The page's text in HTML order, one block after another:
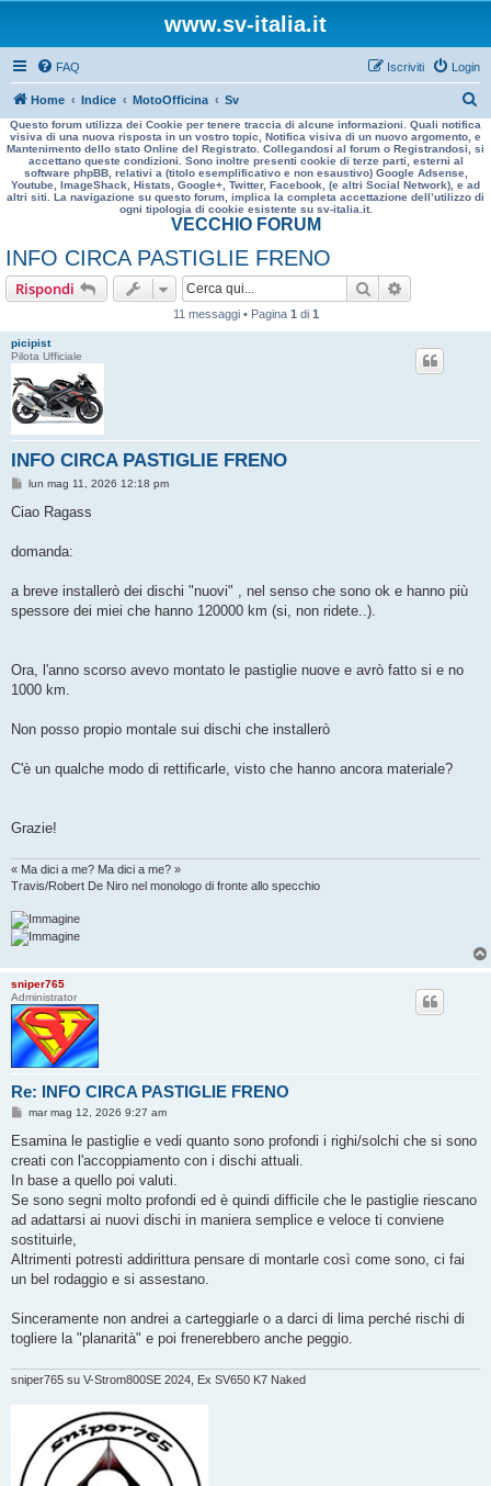
www.sv-italia.it
FAQ Login
Iscriviti
Home Indice MotoOfficina Sv
e
r
a
Questo forum utilizza dei Cookie per tenere traccia di alcune informazioni. Quali notifica
visiva di una nuova risposta in un vostro topic, Notifica visiva di un nuovo argomento, e
Mantenimento dello stato Online del Registrato. Collegandosi al forum o Registrandosi, si
accettano queste condizioni. Sono inoltre presenti cookie di terze parti, esterni al
software phpBB, relativi a (titolo esemplificativo e non esaustivo) Google Adsense,
Youtube, ImageShack, Histats, Google+, Twitter, Facebook, (e altri Social Network), e ad
altri siti. La navigazione su questo forum, implica la completa accettazione dell’utilizzo di
ogni tipologia di cookie esistente su sv-italia.it.
VECCHIO FORUM
INFO CIRCA PASTIGLIE FRENO
Rispondi Cerca
11 messaggi • Pagina 1 di 1
picipist
Pilota Ufficiale
INFO CIRCA PASTIGLIE FRENO
M
s
g
o
lun mag 11, 2026 12:18 pm
Ciao Ragass
domanda:
a breve installerò dei dischi "nuovi" , nel senso che sono ok e hanno più
spessore dei miei che hanno 120000 km (si, non ridete..).
Ora, l'anno scorso avevo montato le pastiglie nuove e avrò fatto si e no
1000 km.
Non posso propio montale sui dischi che installerò
C'è un qualche modo di rettificarle, visto che hanno ancora materiale?
Grazie!
« Ma dici a me? Ma dici a me? »
Travis/Robert De Niro nel monologo di fronte allo specchio
sniper765
Administrator
Re: INFO CIRCA PASTIGLIE FRENO
M
s
a
g
i
o
mar mag 12, 2026 9:27 am
Esamina le pastiglie e vedi quanto sono profondi i righi/solchi che si sono
creati con l'accoppiamento con i dischi attuali.
In base a quello poi valuti.
Se sono segni molto profondi ed è quindi difficile che le pastiglie riescano
ad adattarsi ai nuovi dischi in maniera semplice e veloce ti conviene
sostituirle,
Altrimenti potresti addirittura pensare di montarle così come sono, ci fai
un bel rodaggio e si assestano.
Sinceramente non andrei a carteggiarle o a darci di lima perché rischi di
togliere la "planarità" e poi frenerebbero anche peggio.
sniper765 su V-Strom800SE 2024, Ex SV650 K7 Naked